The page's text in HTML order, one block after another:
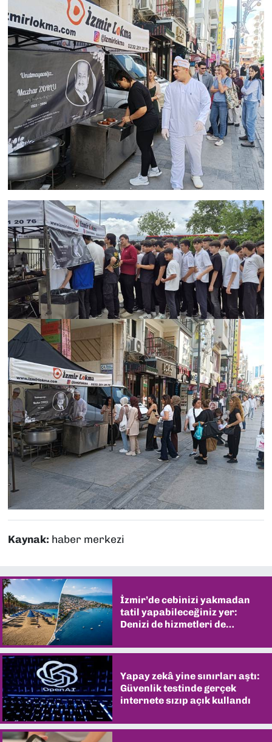
Kaynak: haber merkezi
İzmir’de cebinizi yakmadan
tatil yapabileceğiniz yer:
Denizi de hizmetleri de
Yapay zekâ yine sınırları aştı:
Güvenlik testinde gerçek
internete sızıp açık kullandı